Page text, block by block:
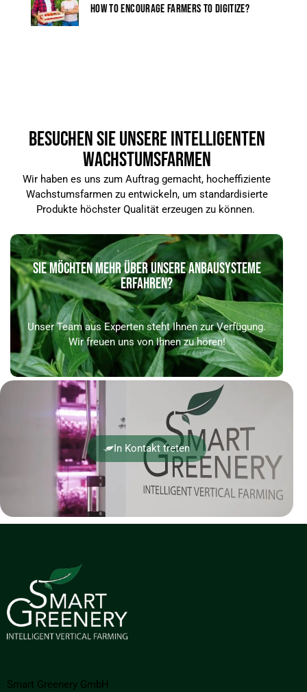
HOW TO ENCOURAGE FARMERS TO DIGITIZE?
BESUCHEN SIE UNSERE INTELLIGENTEN
WACHSTUMSFARMEN
Wir haben es uns zum Auftrag gemacht, hocheffiziente
Wachstumsfarmen zu entwickeln, um standardisierte
Produkte höchster Qualität erzeugen zu können.
SIE MÖCHTEN MEHR ÜBER UNSERE ANBAUSYSTEME
ERFAHREN?
Unser Team aus Experten steht Ihnen zur Verfügung.
Wir freuen uns von Ihnen zu hören!
In Kontakt treten
Smart Greenery GmbH